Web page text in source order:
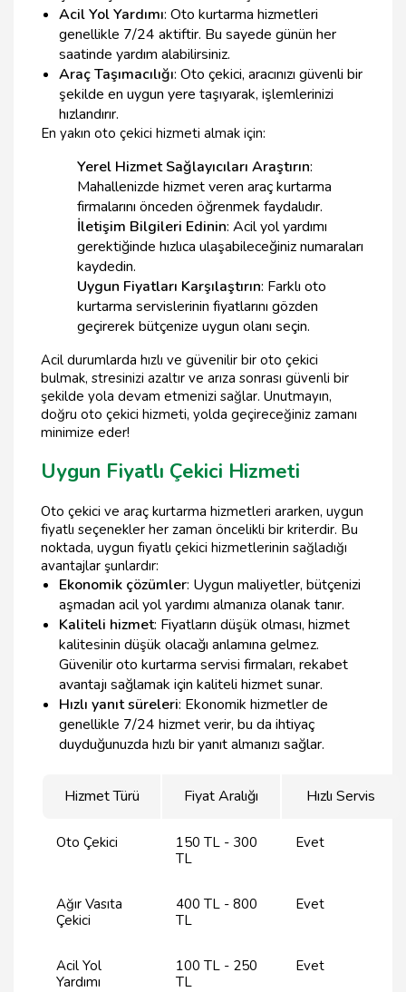
Acil Yol Yardımı: Oto kurtarma hizmetleri
genellikle 7/24 aktiftir. Bu sayede günün her
saatinde yardım alabilirsiniz.
Araç Taşımacılığı: Oto çekici, aracınızı güvenli bir
şekilde en uygun yere taşıyarak, işlemlerinizi
hızlandırır.
En yakın oto çekici hizmeti almak için:
Yerel Hizmet Sağlayıcıları Araştırın:
Mahallenizde hizmet veren araç kurtarma
firmalarını önceden öğrenmek faydalıdır.
İletişim Bilgileri Edinin: Acil yol yardımı
gerektiğinde hızlıca ulaşabileceğiniz numaraları
kaydedin.
Uygun Fiyatları Karşılaştırın: Farklı oto
kurtarma servislerinin fiyatlarını gözden
geçirerek bütçenize uygun olanı seçin.
Acil durumlarda hızlı ve güvenilir bir oto çekici
bulmak, stresinizi azaltır ve arıza sonrası güvenli bir
şekilde yola devam etmenizi sağlar. Unutmayın,
doğru oto çekici hizmeti, yolda geçireceğiniz zamanı
minimize eder!
Uygun Fiyatlı Çekici Hizmeti
Oto çekici ve araç kurtarma hizmetleri ararken, uygun
fiyatlı seçenekler her zaman öncelikli bir kriterdir. Bu
noktada, uygun fiyatlı çekici hizmetlerinin sağladığı
avantajlar şunlardır:
Ekonomik çözümler: Uygun maliyetler, bütçenizi
aşmadan acil yol yardımı almanıza olanak tanır.
Kaliteli hizmet: Fiyatların düşük olması, hizmet
kalitesinin düşük olacağı anlamına gelmez.
Güvenilir oto kurtarma servisi firmaları, rekabet
avantajı sağlamak için kaliteli hizmet sunar.
Hızlı yanıt süreleri: Ekonomik hizmetler de
genellikle 7/24 hizmet verir, bu da ihtiyaç
duyduğunuzda hızlı bir yanıt almanızı sağlar.
Hizmet Türü Fiyat Aralığı Hızlı Servis
Oto Çekici
150 TL - 300
TL
Evet
Ağır Vasıta
Çekici
400 TL - 800
TL
Evet
Acil Yol
Yardımı
100 TL - 250
TL
Evet